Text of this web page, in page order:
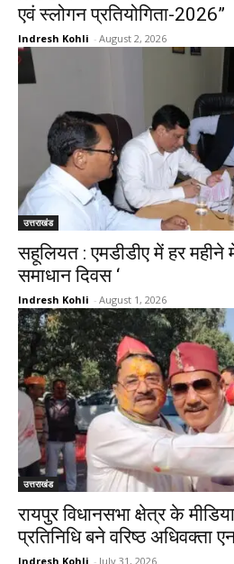
एवं स्लोगन प्रतियोगिता-2026”
Indresh Kohli - August 2, 2026
उत्तराखंड
सहूलियत : एमडीडीए में हर महीने
समाधान दिवस ‘
Indresh Kohli - August 1, 2026
उत्तराखंड
रायपुर विधानसभा क्षेत्र के
प्रतिनिधि बने वरिष्ठ अधिवक्ता
Indresh Kohli - July 31, 2026